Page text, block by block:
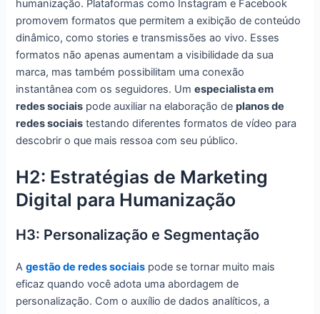
humanização. Plataformas como Instagram e Facebook
promovem formatos que permitem a exibição de conteúdo
dinâmico, como stories e transmissões ao vivo. Esses
formatos não apenas aumentam a visibilidade da sua
marca, mas também possibilitam uma conexão
instantânea com os seguidores. Umespecialista em
redes sociais pode auxiliar na elaboração deplanos de
redes sociais testando diferentes formatos de vídeo para
descobrir o que mais ressoa com seu público.
H2: Estratégias de Marketing
Digital para Humanização
H3: Personalização e Segmentação
Agestão de redes sociais pode se tornar muito mais
eficaz quando você adota uma abordagem de
personalização. Com o auxílio de dados analíticos, a